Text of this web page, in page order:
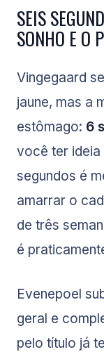
SEIS
SONHO E O
Vingegaard
jaune, mas a
estômago: 6
você ter ideia
segundos é
amarrar o
de três
é
Evenepoel
geral e
pelo título já